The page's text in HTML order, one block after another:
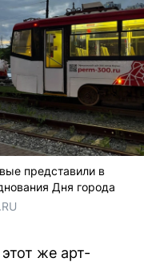
представили в
Дня города
же арт-